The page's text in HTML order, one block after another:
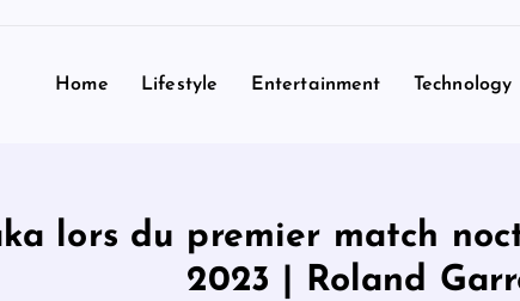
Home Lifestyle Entertainment Technology
lors du premier match
2023 | Roland